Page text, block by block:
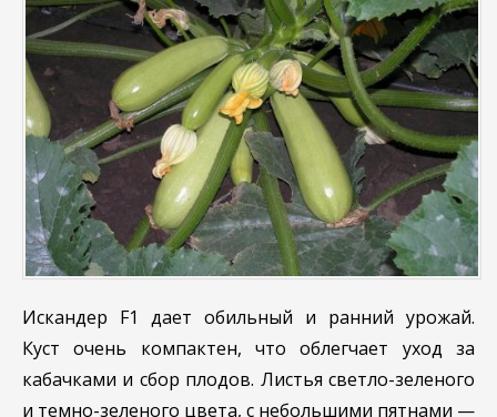
Искандер F1 дает обильный и ранний урожай.
Куст очень компактен, что облегчает уход за
кабачками и сбор плодов. Листья светло-зеленого
и темно-зеленого цвета, с небольшими пятнами —